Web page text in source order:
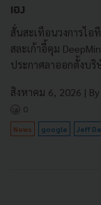
เอง
สั่นสะเทือนวงการไอ
สละเก้าอี้คุม
ประกาศลาออกตั้งบริ
สิงหาคม 6, 2026 | By
0
News google Jeff